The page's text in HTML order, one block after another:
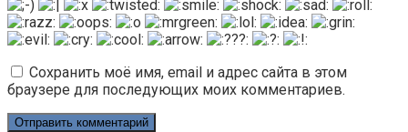
Сохранить моё имя, email и адрес сайта в этом
браузере для последующих моих комментариев.